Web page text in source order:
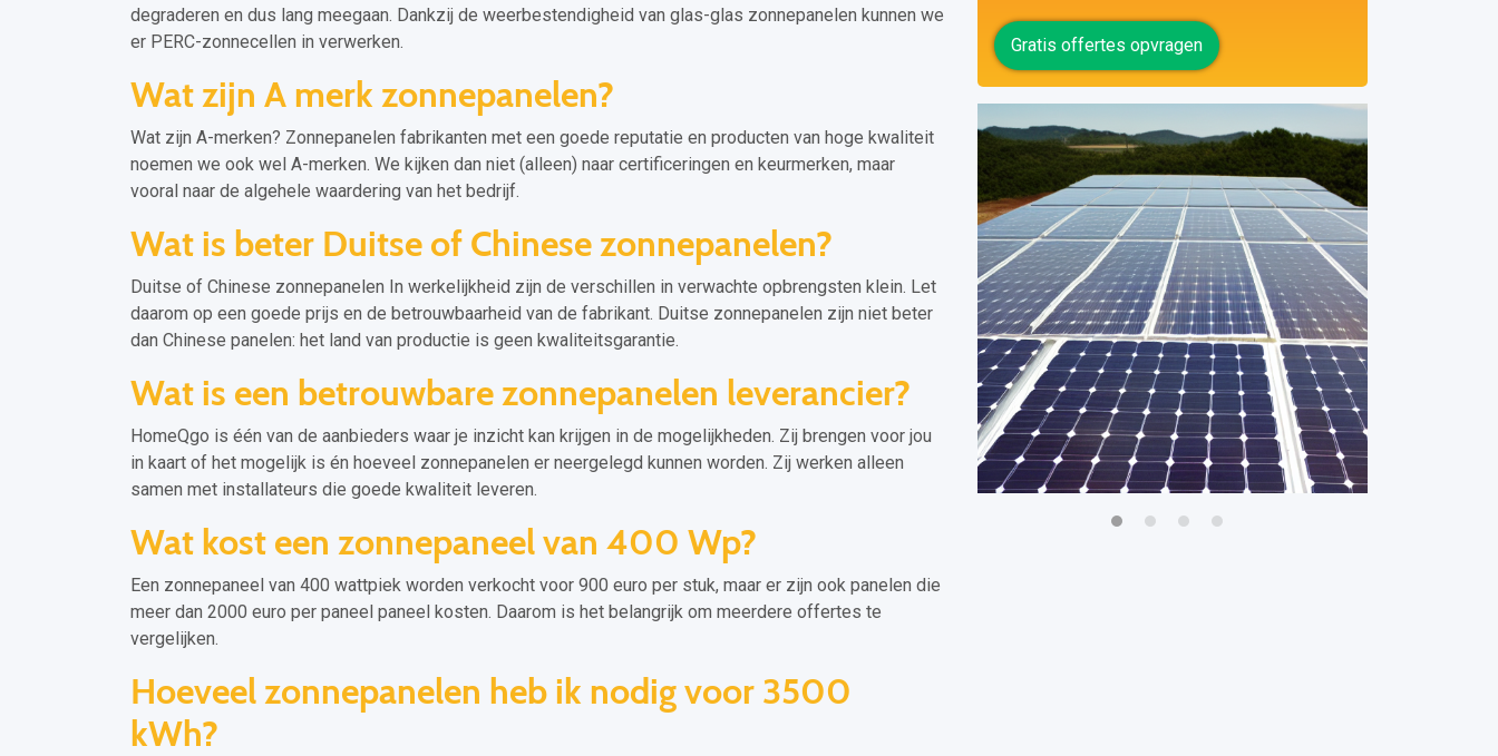
degraderen en dus lang meegaan. Dankzij de weerbestendigheid van glas-glas zonnepanelen kunnen we
er PERC-zonnecellen in verwerken.
Wat zijn A merk zonnepanelen?
Wat zijn A-merken? Zonnepanelen fabrikanten met een goede reputatie en producten van hoge kwaliteit
noemen we ook wel A-merken. We kijken dan niet (alleen) naar certificeringen en keurmerken, maar
vooral naar de algehele waardering van het bedrijf.
Wat is beter Duitse of Chinese zonnepanelen?
Duitse of Chinese zonnepanelen In werkelijkheid zijn de verschillen in verwachte opbrengsten klein. Let
daarom op een goede prijs en de betrouwbaarheid van de fabrikant. Duitse zonnepanelen zijn niet beter
dan Chinese panelen: het land van productie is geen kwaliteitsgarantie.
Wat is een betrouwbare zonnepanelen leverancier?
HomeQgo is één van de aanbieders waar je inzicht kan krijgen in de mogelijkheden. Zij brengen voor jou
in kaart of het mogelijk is én hoeveel zonnepanelen er neergelegd kunnen worden. Zij werken alleen
samen met installateurs die goede kwaliteit leveren.
Wat kost een zonnepaneel van 400 Wp?
Een zonnepaneel van 400 wattpiek worden verkocht voor 900 euro per stuk, maar er zijn ook panelen die
meer dan 2000 euro per paneel paneel kosten. Daarom is het belangrijk om meerdere offertes te
vergelijken.
Hoeveel zonnepanelen heb ik nodig voor 3500
kWh?
Gratis offertes opvragen